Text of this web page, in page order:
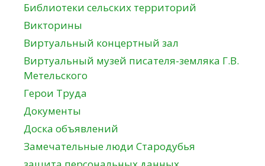
Библиотеки сельских территорий
Викторины
Виртуальный концертный зал
Виртуальный музей писателя-земляка Г.В.
Метельского
Герои Труда
Документы
Доска объявлений
Замечательные люди Стародубья